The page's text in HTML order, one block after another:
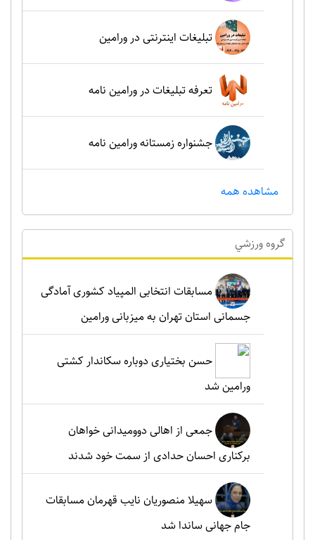
تبلیغات اینترنتی در ورامین
تعرفه تبلیغات در ورامین نامه
جشنواره زمستانه ورامین نامه
مشاهده همه
گروه ورزشي
مسابقات انتخابی المپیاد کشوری آمادگی
جسمانی استان تهران به میزبانی ورامین
حسن بختیاری دوباره سکاندار کشتی
ورامین شد
جمعی از اهالی دوومیدانی خواهان
برکناری احسان حدادی از سمت خود شدند
سهیلا منصوریان نایب قهرمان مسابقات
جام جهانی ساندا شد